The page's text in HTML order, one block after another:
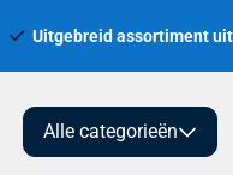
Uitgebreid assortiment
Alle categorieën